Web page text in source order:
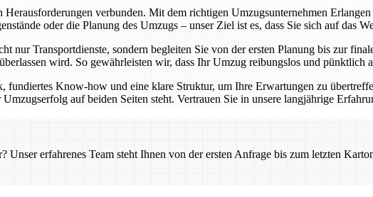
verbunden. Mit dem richtigen Umzugsunternehmen Erlangen
oder die Planung des Umzugs – unser Ziel ist es, dass Sie sich auf das
nur Transportdienste, sondern begleiten Sie von der ersten Planung bis zur
wird. So gewährleisten wir, dass Ihr Umzug reibungslos und pünktlich
fundiertes Know-how und eine klare Struktur, um Ihre Erwartungen zu
auf beiden Seiten steht. Vertrauen Sie in unsere langjährige
Unser erfahrenes Team steht Ihnen von der ersten Anfrage bis zum letzten